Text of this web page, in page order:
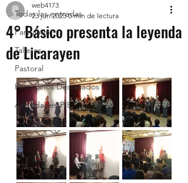
Todas las entradas
Parvulario
Talleres
Pastoral
Patricianos Destacados
Actividades PIE
4° Básico presenta la leyenda
de Licarayen
web4173
23 jun 2023 0 min de lectura